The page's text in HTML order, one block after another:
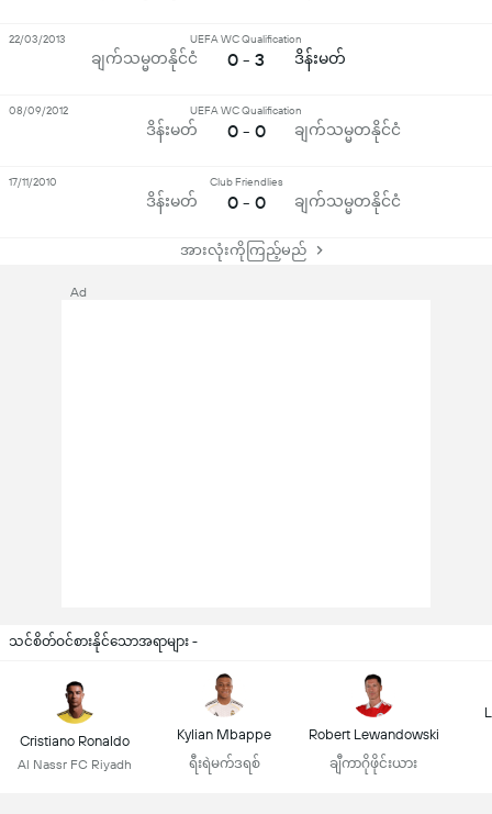
ချက်သမ္မတနိုင်ငံ
UEFA WC Qualification
0 - 3 ဒိန်းမတ်
22/03/2013
ဒိန်းမတ်
UEFA WC Qualification
0 - 0 ချက်သမ္မတနိုင်ငံ
08/09/2012
ဒိန်းမတ်
Club Friendlies
0 - 0 ချက်သမ္မတနိုင်ငံ
17/11/2010
အားလုံးကိုကြည့်မည်
Ad
သင်စိတ်ဝင်စားနိုင်သောအရာများ -
Cristiano Ronaldo
Al Nassr FC Riyadh
Kylian Mbappe
ရီးရဲမက်ဒရစ်
Robert Lewandowski
ချီကာဂိုဖိုင်းယား